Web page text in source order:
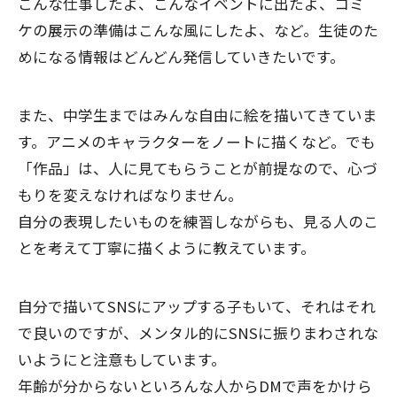
ケの展示の準備はこんな風にしたよ、など。生徒のた
めになる情報はどんどん発信していきたいです。
また、中学生まではみんな自由に絵を描いてきていま
す。アニメのキャラクターをノートに描くなど。でも
「作品」は、人に見てもらうことが前提なので、心づ
もりを変えなければなりません。
自分の表現したいものを練習しながらも、見る人のこ
とを考えて丁寧に描くように教えています。
自分で描いてSNSにアップする子もいて、それはそれ
で良いのですが、メンタル的にSNSに振りまわされな
いようにと注意もしています。
年齢が分からないといろんな人からDMで声をかけら